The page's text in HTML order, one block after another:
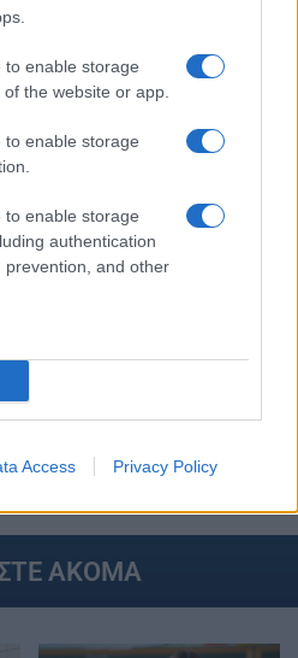
to enable storage
the website or app.
to enable storage
to enable storage
authentication
and other
Access Privacy Policy
στο Google News
την Παιδεία και την εργασία
ΠΡΟΣΦΥΓΕΣ
ΑΚΟΜΑ